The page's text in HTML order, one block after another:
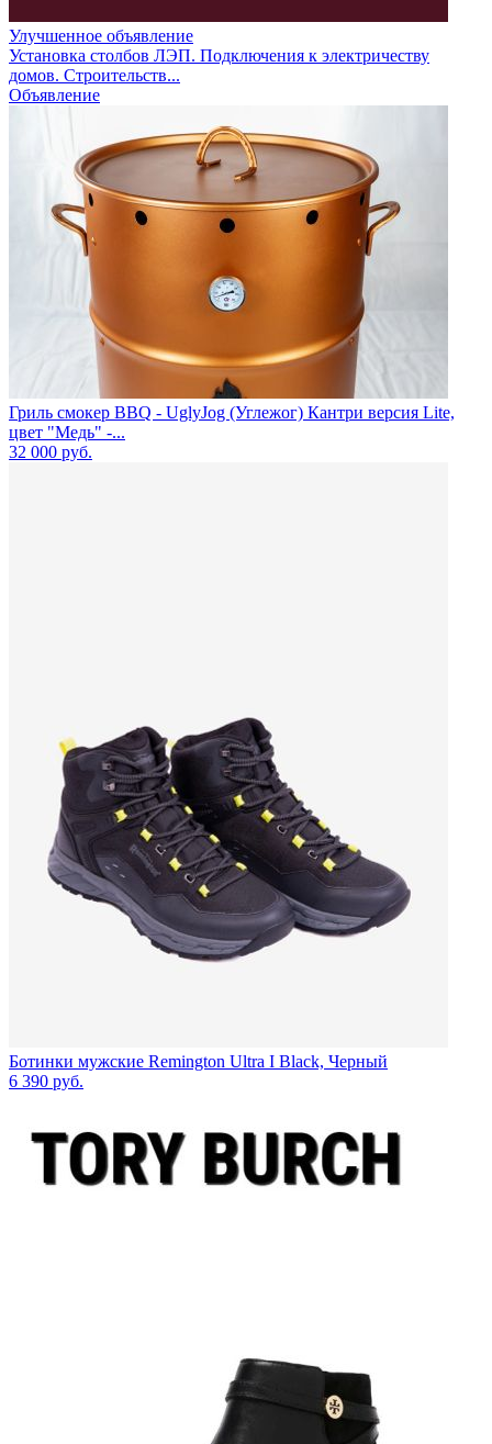
Улучшенное объявление
Установка столбов ЛЭП. Подключения к электричеству
домов. Строительств...
Объявление
Гриль смокер BBQ - UglyJog (Углежог) Кантри версия Lite,
цвет "Медь" -...
32 000 руб.
Ботинки мужские Remington Ultra I Black, Черный
6 390 руб.